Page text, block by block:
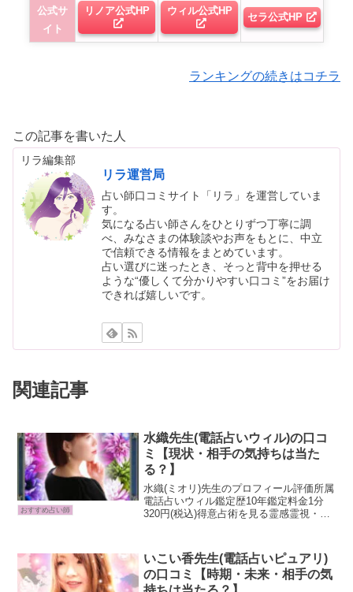
公式サ
イト
リノア公式HP ウィル公式HP
セラ公式HP
ランキングの続きはコチラ
この記事を書いた人
リラ編集部
リラ運営局
占い師口コミサイト「リラ」を運営していま
す。
気になる占い師さんをひとりずつ丁寧に調
べ、みなさまの体験談やお声をもとに、中立
で信頼できる情報をまとめています。
占い選びに迷ったとき、そっと背中を押せる
ような“優しくて分かりやすい口コミ”をお届け
できれば嬉しいです。
関連記事
おすすめ占い師
水織先生(電話占いウィル)の口コ
ミ【現状・相手の気持ちは当た
る？】
水織(ミオリ)先生のプロフィール評価所属
電話占いウィル鑑定歴10年鑑定料金1分
320円(税込)得意占術を見る霊感霊視・シ
来予知・ルノルマンカード・思念伝達・
想念伝達・波...
いこい香先生(電話占いピュアリ)
の口コミ【時期・未来・相手の気